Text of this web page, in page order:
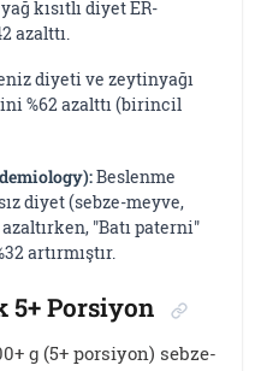
kısıtlı diyet ER-
azalttı.
diyeti ve zeytinyağı
%62 azalttı (birincil
Beslenme
diyet (sebze-meyve,
"Batı paterni"
artırmıştır.
5+ Porsiyon
g (5+ porsiyon) sebze-